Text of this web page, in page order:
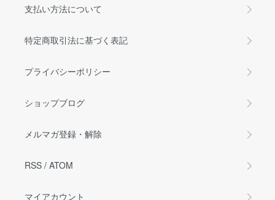
支払い方法について
特定商取引法に基づく表記
プライバシーポリシー
ショップブログ
メルマガ登録・解除
RSS / ATOM
マイアカウント